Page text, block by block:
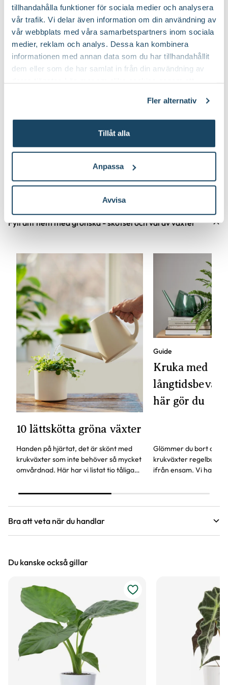
tillhandahålla funktioner för sociala medier och analysera
vår trafik. Vi delar även information om din användning av
vår webbplats med våra samarbetspartners inom sociala
medier, reklam och analys. Dessa kan kombinera
informationen med annan data som du har tillhandahållit
dem eller som de har samlat in från din användning av
Fler alternativ
Tillåt alla
Anpassa
Avvisa
Finns i flera varianter
Online
I lager
Till Produkten
till Korgkruka Wille produktsida
Finns i flera varianter
Online
Fyll ditt hem med grönska - skötsel och val av växter
10 lättskötta gröna växter
Handen på hjärtat, det är skönt med
krukväxter som inte behöver så mycket
omvårdnad. Här har vi listat tio tåliga
mörkare.
Guide
Kruka med
här gör du
Glömmer du bort att
krukväxter
ifrån ensam. Vi har en
glömsk växtentusiast.
Bra att veta när du handlar
Vi försöker alltid ange växternas ungefärliga
är unika så kan måtten och din växts utseende
variera något från informationen och fotona på
hemsidan.
Växter är levande varor
Det är naturligt att växter får nya blad och
Du kanske också gillar